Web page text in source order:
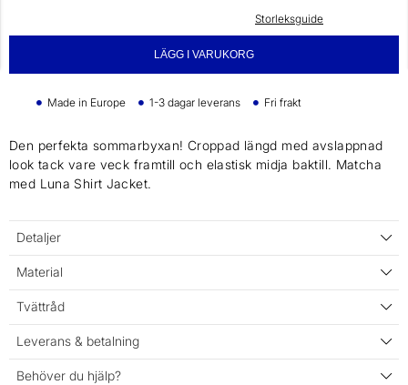
Storleksguide
LÄGG I VARUKORG
Made in Europe 1-3 dagar leverans Fri frakt
Den perfekta sommarbyxan! Croppad längd med avslappnad
look tack vare veck framtill och elastisk midja baktill. Matcha
med Luna Shirt Jacket.
Detaljer
Material
Tvättråd
Leverans & betalning
Behöver du hjälp?